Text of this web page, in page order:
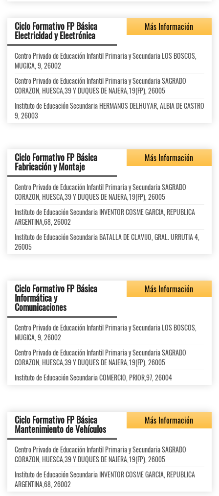
Ciclo Formativo FP Básica
Electricidad y Electrónica
Más Información
Centro Privado de Educación Infantil Primaria y Secundaria LOS BOSCOS,
MUGICA, 9, 26002
Centro Privado de Educación Infantil Primaria y Secundaria SAGRADO
CORAZON, HUESCA,39 Y DUQUES DE NAJERA,19(FP), 26005
Instituto de Educación Secundaria HERMANOS DELHUYAR, ALBIA DE CASTRO
9, 26003
Ciclo Formativo FP Básica
Fabricación y Montaje
Más Información
Centro Privado de Educación Infantil Primaria y Secundaria SAGRADO
CORAZON, HUESCA,39 Y DUQUES DE NAJERA,19(FP), 26005
Instituto de Educación Secundaria INVENTOR COSME GARCIA, REPUBLICA
ARGENTINA,68, 26002
Instituto de Educación Secundaria BATALLA DE CLAVIJO, GRAL. URRUTIA 4,
26005
Ciclo Formativo FP Básica
Informática y
Comunicaciones
Más Información
Centro Privado de Educación Infantil Primaria y Secundaria LOS BOSCOS,
MUGICA, 9, 26002
Centro Privado de Educación Infantil Primaria y Secundaria SAGRADO
CORAZON, HUESCA,39 Y DUQUES DE NAJERA,19(FP), 26005
Instituto de Educación Secundaria COMERCIO, PRIOR,97, 26004
Ciclo Formativo FP Básica
Mantenimiento de Vehículos
Más Información
Centro Privado de Educación Infantil Primaria y Secundaria SAGRADO
CORAZON, HUESCA,39 Y DUQUES DE NAJERA,19(FP), 26005
Instituto de Educación Secundaria INVENTOR COSME GARCIA, REPUBLICA
ARGENTINA,68, 26002